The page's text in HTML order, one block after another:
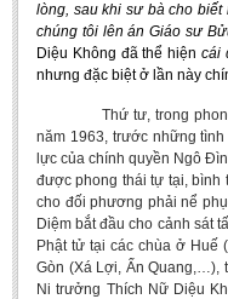
lòng, sau khi sư bà cho
chúng tôi lên án Giáo sư
Diệu Không đã thể hiện cái
nhưng đặc biệt ở lần này
Thứ tư, trong phong
năm 1963, trước những
lực của chính quyền Ngô
được phong thái tự tại, bình
cho đối phương phải nể
Diệm bắt đầu cho cảnh sát
Phật tử tại các chùa ở
Gòn (Xá Lợi, Ấn Quang,…),
Ni trưởng Thích Nữ Diệu